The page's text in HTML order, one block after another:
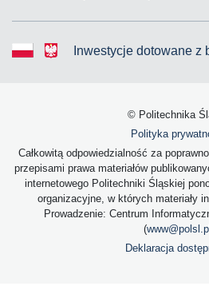
Inwestycje dotowane z
© Politechnika
Polityka
Całkowitą odpowiedzialność za
przepisami prawa materiałów
internetowego Politechniki Śląskiej
organizacyjne, w których materiały
Prowadzenie: Centrum
(www@polsl.pl
Deklaracja